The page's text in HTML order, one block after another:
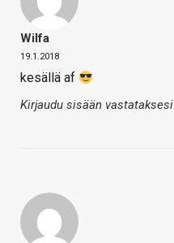
Wilfa
19.1.2018
kesällä af
Kirjaudu sisään vastataksesi